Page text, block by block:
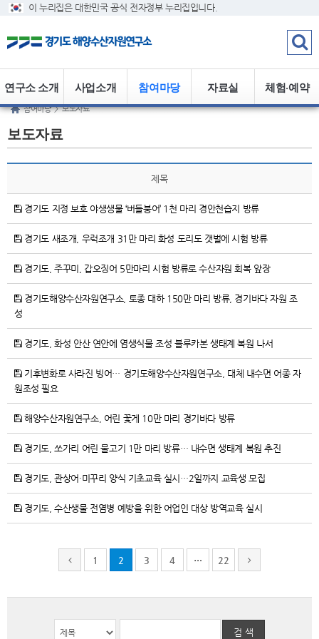
이 누리집은 대한민국 공식 전자정부 누리집입니다.
체험·예약
자료실
참여마당
사업소개
연구소 소개
참여마당 > 보도자료
보도자료
제목
경기도 지정 보호 야생생물 ‘버들붕어’ 1천 마리 경안천습지 방류
경기도 새조개, 우럭조개 31만 마리 화성 도리도 갯벌에 시험 방류
경기도, 주꾸미, 갑오징어 5만마리 시험 방류로 수산자원 회복 앞장
경기도해양수산자원연구소, 토종 대하 150만 마리 방류, 경기바다 자원 조
성
경기도, 화성 안산 연안에 염생식물 조성 블루카본 생태계 복원 나서
기후변화로 사라진 빙어… 경기도해양수산자원연구소, 대체 내수면 어종 자
원조성 필요
해양수산자원연구소, 어린 꽃게 10만 마리 경기바다 방류
경기도, 쏘가리 어린 물고기 1만 마리 방류… 내수면 생태계 복원 추진
경기도, 관상어·미꾸리 양식 기초교육 실시…2일까지 교육생 모집
경기도, 수산생물 전염병 예방을 위한 어업인 대상 방역교육 실시
1 2 3 4 … 22
검 색